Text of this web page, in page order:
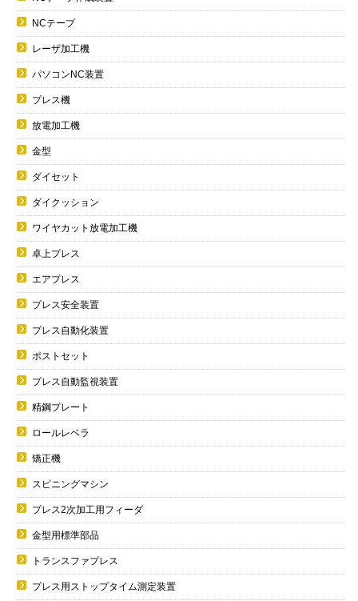
NCテープ
レーザ加工機
パソコンNC装置
プレス機
放電加工機
金型
ダイセット
ダイクッション
ワイヤカット放電加工機
卓上プレス
エアプレス
プレス安全装置
プレス自動化装置
ポストセット
プレス自動監視装置
精鋼プレート
ロールレベラ
矯正機
スピニングマシン
プレス2次加工用フィーダ
金型用標準部品
トランスファプレス
プレス用ストップタイム測定装置